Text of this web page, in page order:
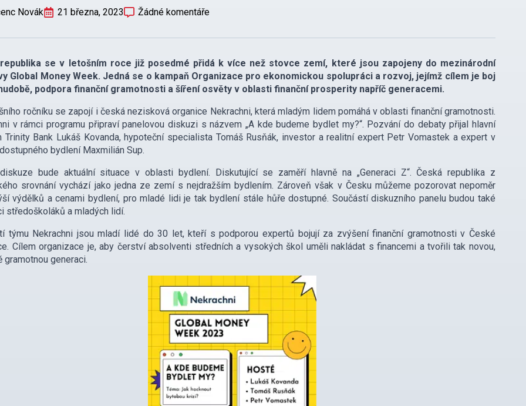
Novák 21 března, 2023 Žádné komentáře
se v letošním roce již posedmé přidá k více než stovce zemí, které jsou zapojeny do mezinárodní
Global Money Week. Jedná se o kampaň Organizace pro ekonomickou spolupráci a rozvoj, jejímž cílem je boj
podpora finanční gramotnosti a šíření osvěty v oblasti finanční prosperity napříč generacemi.
ročníku se zapojí i česká nezisková organice Nekrachni, která mladým lidem pomáhá v oblasti finanční gramotnosti.
v rámci programu připraví panelovou diskuzi s názvem „A kde budeme bydlet my?“. Pozvání do debaty přijal hlavní
Trinity Bank Lukáš Kovanda, hypoteční specialista Tomáš Rusňák, investor a realitní expert Petr Vomastek a expert v
bydlení Maxmilián Sup.
bude aktuální situace v oblasti bydlení. Diskutující se zaměří hlavně na „Generaci Z“. Česká republika z
srovnání vychází jako jedna ze zemí s nejdražším bydlením. Zároveň však v Česku můžeme pozorovat nepoměr
výdělků a cenami bydlení, pro mladé lidi je tak bydlení stále hůře dostupné. Součástí diskuzního panelu budou také
středoškoláků a mladých lidí.
týmu Nekrachni jsou mladí lidé do 30 let, kteří s podporou expertů bojují za zvýšení finanční gramotnosti v České
Cílem organizace je, aby čerství absolventi středních a vysokých škol uměli nakládat s financemi a tvořili tak novou,
gramotnou generaci.